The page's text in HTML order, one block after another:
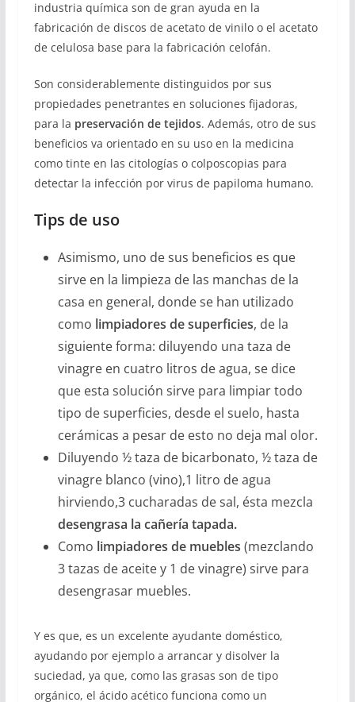
industria química son de gran ayuda en la
fabricación de discos de acetato de vinilo o el acetato
de celulosa base para la fabricación celofán.
Son considerablemente distinguidos por sus
propiedades penetrantes en soluciones fijadoras,
para la preservación de tejidos. Además, otro de sus
beneficios va orientado en su uso en la medicina
como tinte en las citologías o colposcopias para
detectar la infección por virus de papiloma humano.
Tips de uso
Asimismo, uno de sus beneficios es que
sirve en la limpieza de las manchas de la
casa en general, donde se han utilizado
como limpiadores de superficies, de la
siguiente forma: diluyendo una taza de
vinagre en cuatro litros de agua, se dice
que esta solución sirve para limpiar todo
tipo de superficies, desde el suelo, hasta
cerámicas a pesar de esto no deja mal olor.
Diluyendo ½ taza de bicarbonato, ½ taza de
vinagre blanco (vino),1 litro de agua
hirviendo,3 cucharadas de sal, ésta mezcla
desengrasa la cañería tapada.
Como limpiadores de muebles (mezclando
3 tazas de aceite y 1 de vinagre) sirve para
desengrasar muebles.
Y es que, es un excelente ayudante doméstico,
ayudando por ejemplo a arrancar y disolver la
suciedad, ya que, como las grasas son de tipo
orgánico, el ácido acético funciona como un